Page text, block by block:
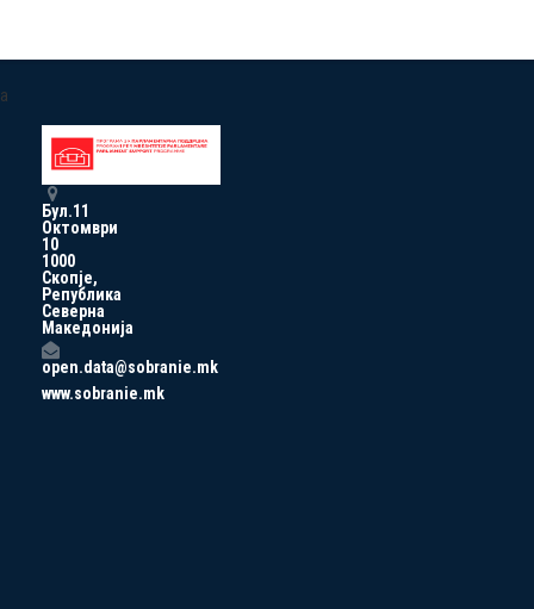
a
Бул.11
Октомври
10
1000
Скопје,
Република
Северна
Македонија
open.data@sobranie.mk
www.sobranie.mk